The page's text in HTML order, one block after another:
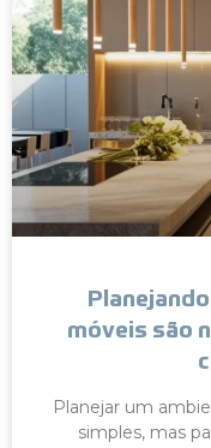
móveis são
Planejar um
simples, mas